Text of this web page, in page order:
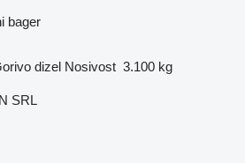
bager
dizel Nosivost 3.100 kg
SRL